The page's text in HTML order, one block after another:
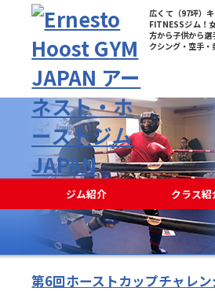
広くて（97坪）
FITNESSジム！
方から子供から
クシング・空手
ジム紹介 クラス紹
第6回ホーストカップチャレン